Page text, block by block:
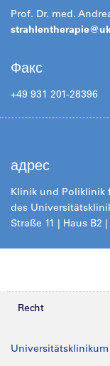
Prof. Dr. med.
strahlentherapie@
Факс
+49 931 201-28396
адрес
Klinik und Poliklinik
des
Straße 11 | Haus B2
Recht